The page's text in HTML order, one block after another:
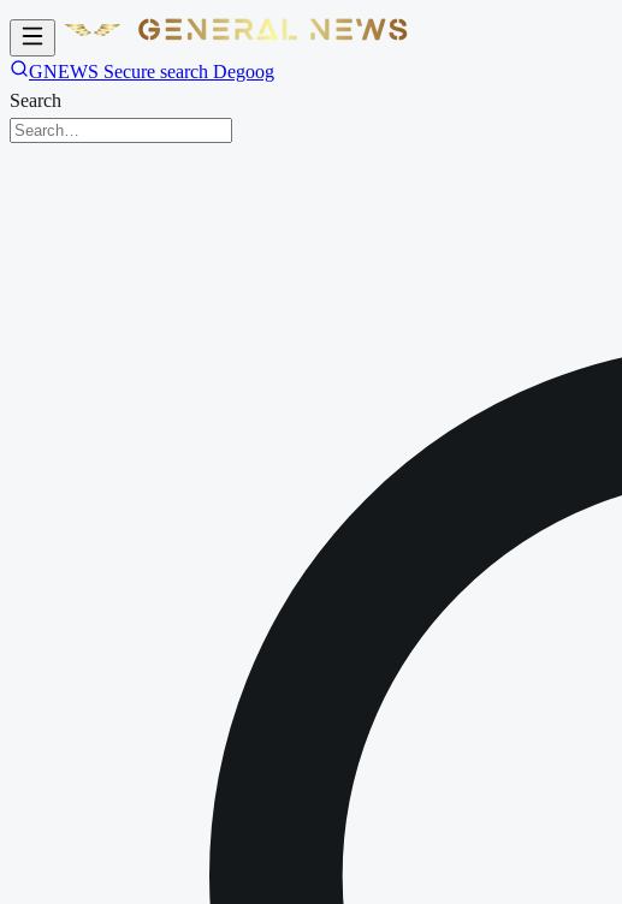
GNEWS Secure search Degoog
Search